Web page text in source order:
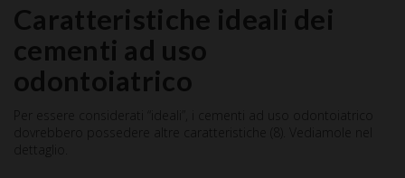
Caratteristiche ideali dei
cementi ad uso
odontoiatrico
Per essere considerati “ideali”, i cementi ad uso odontoiatrico
dovrebbero possedere altre caratteristiche (8). Vediamole nel
dettaglio.